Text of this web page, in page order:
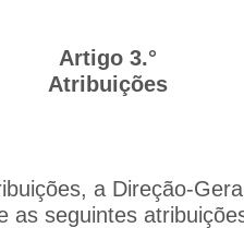
Artigo 3.°
Atribuições
a Direção-
as seguintes